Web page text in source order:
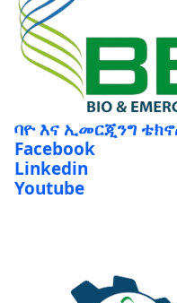
ባዮ እና ኢመርጂንግ
Facebook
Linkedin
Youtube